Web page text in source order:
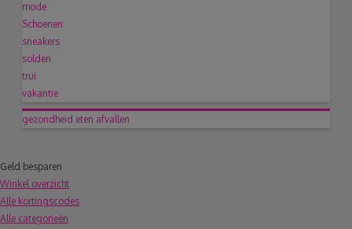
mode
Schoenen
sneakers
solden
trui
vakantie
gezondheid eten afvallen
Geld besparen
Winkel overzicht
Alle kortingscodes
Alle categorieën